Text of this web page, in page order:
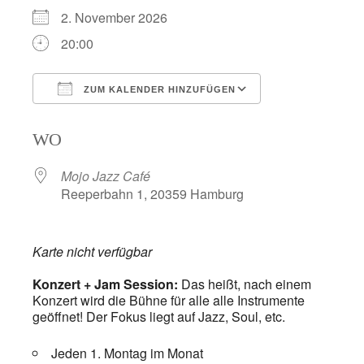
2. November 2026
20:00
ZUM KALENDER HINZUFÜGEN
WO
Mojo Jazz Café
Reeperbahn 1, 20359 Hamburg
Karte nicht verfügbar
Konzert + Jam Session: Das heißt, nach einem
Konzert wird die Bühne für alle alle Instrumente
geöffnet! Der Fokus liegt auf Jazz, Soul, etc.
Jeden 1. Montag im Monat